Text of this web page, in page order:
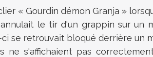
« Gourdin démon Granja »
le tir d'un grappin sur
se retrouvait bloqué derrière un
ne s'affichaient pas